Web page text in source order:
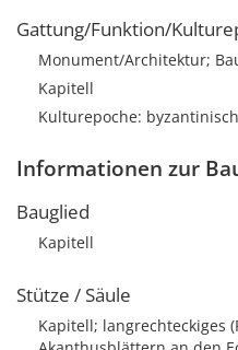
Gattung/Funktion/
Monument/Architektur;
Kapitell
Kulturepoche: byzantinisch
Informationen zur
Bauglied
Kapitell
Stütze / Säule
Kapitell; langrechteckiges